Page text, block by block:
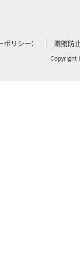
リシー） 贈賄防
Copyright